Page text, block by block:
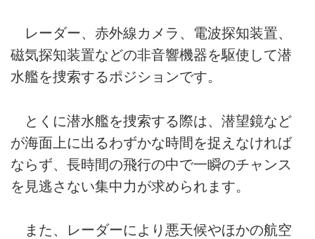
レーダー、赤外線カメラ、電波探知装置、
磁気探知装置などの非音響機器を駆使して潜
水艦を捜索するポジションです。
とくに潜水艦を捜索する際は、潜望鏡など
が海面上に出るわずかな時間を捉えなければ
ならず、長時間の飛行の中で一瞬のチャンス
を見逃さない集中力が求められます。
また、レーダーにより悪天候やほかの航空